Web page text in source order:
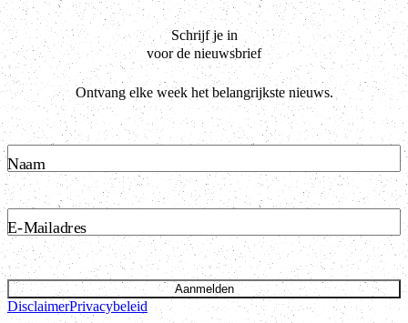
Schrijf je in
voor de nieuwsbrief
Ontvang elke week het belangrijkste nieuws.
Naam
E-Mailadres
Aanmelden
DisclaimerPrivacybeleid